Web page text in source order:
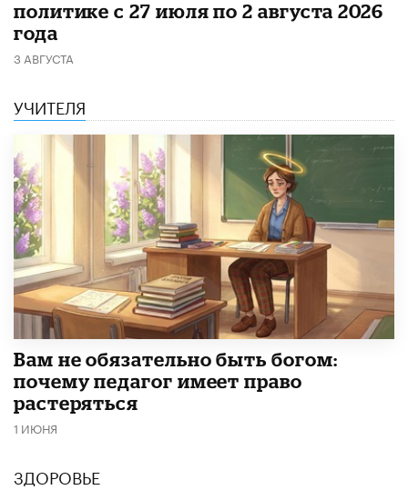
политике с 27 июля по 2 августа 2026
года
3 АВГУСТА
УЧИТЕЛЯ
​Вам не обязательно быть богом:
почему педагог имеет право
растеряться
1 ИЮНЯ
ЗДОРОВЬЕ